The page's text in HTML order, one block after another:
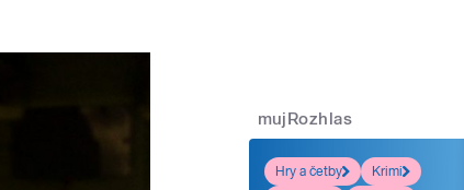
mujRozhlas
Hry a četby
Krimi